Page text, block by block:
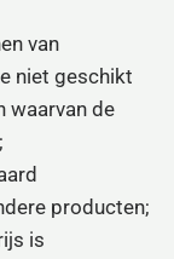
van
niet geschikt
waarvan de
producten;
is